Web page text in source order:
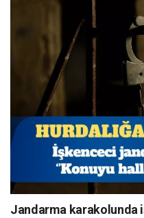
Jandarma karakolunda